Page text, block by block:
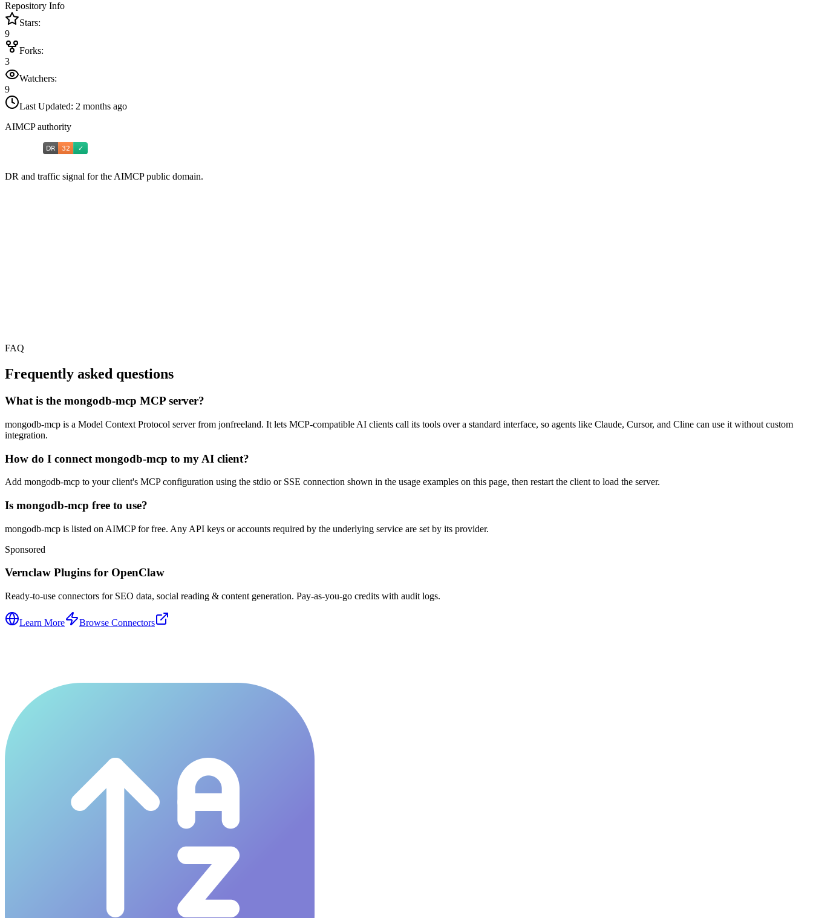
Repository Info
Stars:
9
Forks:
3
Watchers:
9
Last Updated: 2 months ago
AIMCP authority
DR and traffic signal for the AIMCP public domain.
FAQ
Frequently asked questions
What is the mongodb-mcp MCP server?
mongodb-mcp is a Model Context Protocol server from jonfreeland. It lets MCP-compatible AI clients call its tools over a standard interface, so agents like Claude, Cursor, and Cline can use it without custom
integration.
How do I connect mongodb-mcp to my AI client?
Add mongodb-mcp to your client's MCP configuration using the stdio or SSE connection shown in the usage examples on this page, then restart the client to load the server.
Is mongodb-mcp free to use?
mongodb-mcp is listed on AIMCP for free. Any API keys or accounts required by the underlying service are set by its provider.
Sponsored
Vernclaw Plugins for OpenClaw
Ready-to-use connectors for SEO data, social reading & content generation. Pay-as-you-go credits with audit logs.
Learn More Browse Connectors